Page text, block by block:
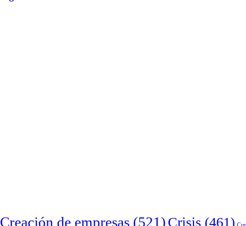
Creación de empresas (521)Crisis (461)